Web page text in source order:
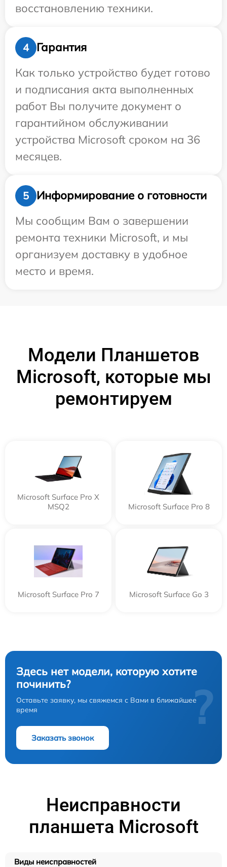
восстановлению техники.
4
Гарантия
Как только устройство будет готово
и подписания акта выполненных
работ Вы получите документ о
гарантийном обслуживании
устройства Microsoft сроком на 36
месяцев.
5
Информирование о готовности
Мы сообщим Вам о завершении
ремонта техники Microsoft, и мы
организуем доставку в удобное
место и время.
Модели Планшетов
Microsoft, которые мы
ремонтируем
Microsoft Surface Pro X
MSQ2
Microsoft Surface Pro 8
Microsoft Surface Pro 7 Microsoft Surface Go 3
Здесь нет модели, которую хотите
починить?
Оставьте заявку, мы свяжемся с Вами в ближайшее
время
Заказать звонок
?
Неисправности
планшета Microsoft
Виды неисправностей